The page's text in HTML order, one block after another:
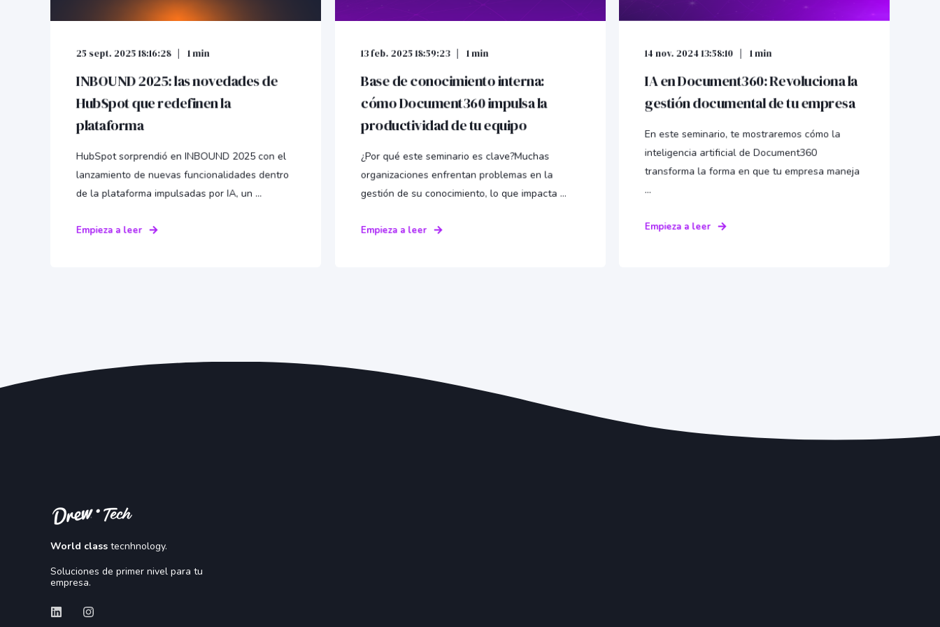
25 sept. 2025 18:16:28 1 min
INBOUND 2025: las novedades de
HubSpot que redefinen la
plataforma
HubSpot sorprendió en INBOUND 2025 con el
lanzamiento de nuevas funcionalidades dentro
de la plataforma impulsadas por IA, un ...
Empieza a leer
13 feb. 2025 18:59:23 1 min
Base de conocimiento interna:
cómo Document360 impulsa la
productividad de tu equipo
¿Por qué este seminario es clave?Muchas
organizaciones enfrentan problemas en la
gestión de su conocimiento, lo que impacta ...
Empieza a leer
14 nov. 2024 13:58:10 1 min
IA en Document360: Revoluciona la
gestión documental de tu empresa
En este seminario, te mostraremos cómo la
inteligencia artificial de Document360
transforma la forma en que tu empresa maneja
...
Empieza a leer
World class tecnhnology.
Soluciones de primer nivel para tu
empresa.